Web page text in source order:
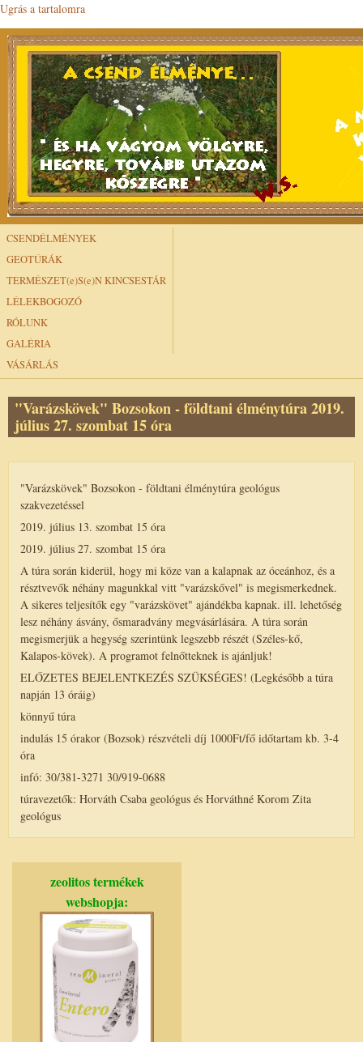
Ugrás a tartalomra
CSENDÉLMÉNYEK
GEOTÚRÁK
TERMÉSZET(e)S(e)N KINCSESTÁR
LÉLEKBOGOZÓ
RÓLUNK
GALÉRIA
VÁSÁRLÁS
"Varázskövek" Bozsokon - földtani élménytúra 2019.
július 27. szombat 15 óra
"Varázskövek" Bozsokon - földtani élménytúra geológus
szakvezetéssel
2019. július 13. szombat 15 óra
2019. július 27. szombat 15 óra
A túra során kiderül, hogy mi köze van a kalapnak az óceánhoz, és a
résztvevők néhány magunkkal vitt "varázskővel" is megismerkednek.
A sikeres teljesítők egy "varázskövet" ajándékba kapnak. ill. lehetőség
lesz néhány ásvány, ősmaradvány megvásárlására. A túra során
megismerjük a hegység szerintünk legszebb részét (Széles-kő,
Kalapos-kövek). A programot felnőtteknek is ajánljuk!
ELŐZETES BEJELENTKEZÉS SZÜKSÉGES! (Legkésőbb a túra
napján 13 óráig)
könnyű túra
indulás 15 órakor (Bozsok) részvételi díj 1000Ft/fő időtartam kb. 3-4
óra
infó: 30/381-3271 30/919-0688
túravezetők: Horváth Csaba geológus és Horváthné Korom Zita
geológus
zeolitos termékek
webshopja: